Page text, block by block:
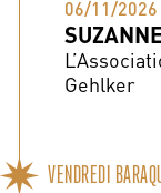
06/11/
Gehlker
VENDREDI